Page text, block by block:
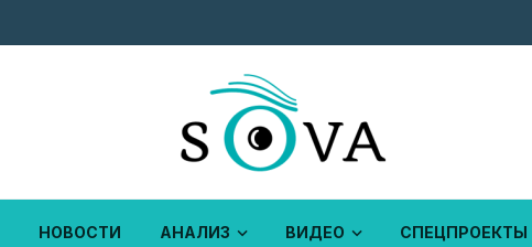
НОВОСТИ АНАЛИЗ ВИДЕО СПЕЦПРОЕКТЫ